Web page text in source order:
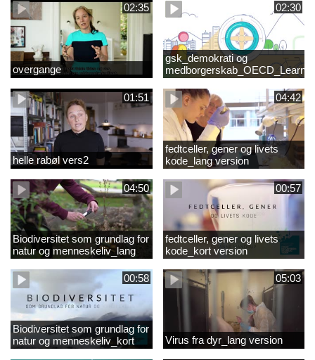
02:35
overgange
02:30
gsk_demokrati og
Compass 2030
01:51
helle rabøl vers2
04:42
fedtceller, gener og livets
kode_lang version
04:50
Biodiversitet som grundlag for
natur og menneskeliv_lang
version
00:57
fedtceller, gener og livets
kode_kort version
00:58
Biodiversitet som grundlag for
natur og menneskeliv_kort
version
05:03
Virus fra dyr_lang version